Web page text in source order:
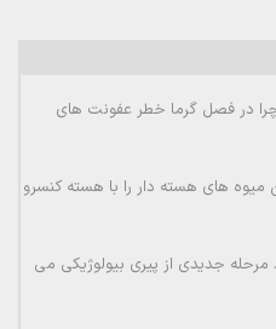
در فصل گرما خطر عفونت های
میوه های هسته دار را با هسته کنسرو
تا ۷۵ سالگی وارد مرحله جدیدی از پیری بیولوژیکی می